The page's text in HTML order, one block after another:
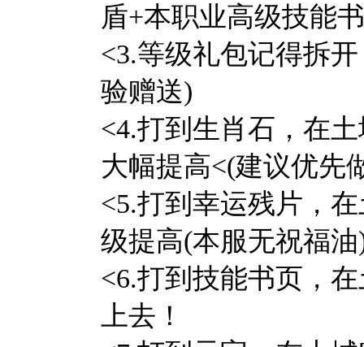
盾+本职业高级技能
<3.等级礼包记得拆
验赠送)
<4.打到生肖石，在
大幅提高<(建议优先
<5.打到幸运残片，
级提高(本服无祝福油
<6.打到技能书页，
上去！